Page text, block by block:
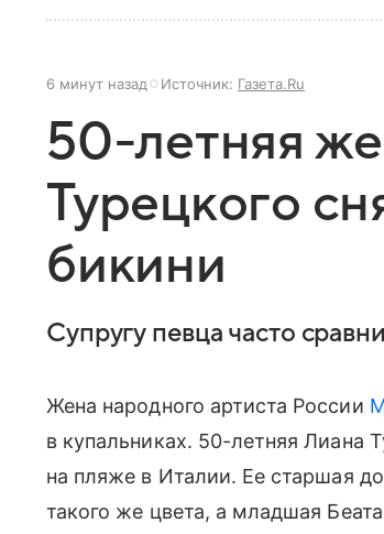
6 минут назад Источник: Газета.Ru
50-летняя
Турецкого
бикини
Супругу певца часто
Жена народного артиста России
в купальниках. 50-летняя Лиана
на пляже в Италии. Ее старшая
такого же цвета, а младшая